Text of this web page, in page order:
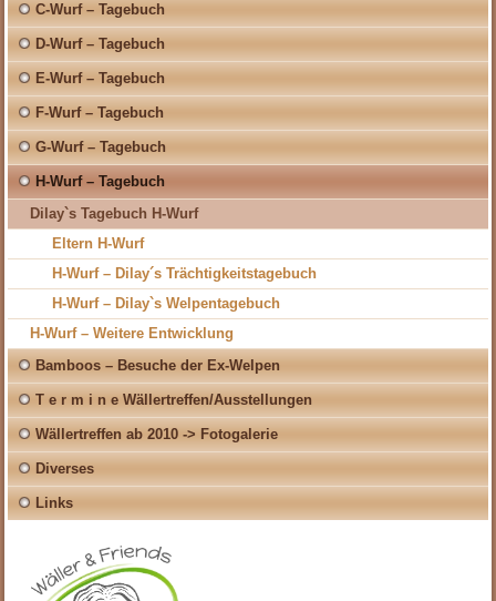
C-Wurf – Tagebuch
D-Wurf – Tagebuch
E-Wurf – Tagebuch
F-Wurf – Tagebuch
G-Wurf – Tagebuch
H-Wurf – Tagebuch
Dilay`s Tagebuch H-Wurf
Eltern H-Wurf
H-Wurf – Dilay´s Trächtigkeitstagebuch
H-Wurf – Dilay`s Welpentagebuch
H-Wurf – Weitere Entwicklung
Bamboos – Besuche der Ex-Welpen
T e r m i n e Wällertreffen/Ausstellungen
Wällertreffen ab 2010 -> Fotogalerie
Diverses
Links